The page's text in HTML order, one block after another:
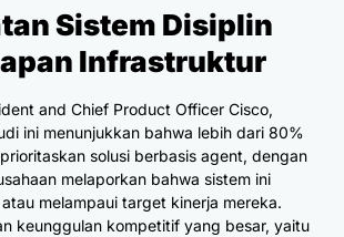
Sistem Disiplin
Infrastruktur
and Chief Product Officer Cisco,
ini menunjukkan bahwa lebih dari 80%
solusi berbasis agent, dengan
melaporkan bahwa sistem ini
melampaui target kinerja mereka.
keunggulan kompetitif yang besar, yaitu